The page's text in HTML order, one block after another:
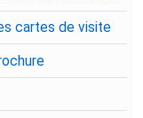
cartes de visite